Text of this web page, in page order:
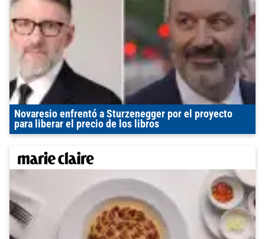
Novaresio enfrentó a Sturzenegger por el proyecto
para liberar el precio de los libros